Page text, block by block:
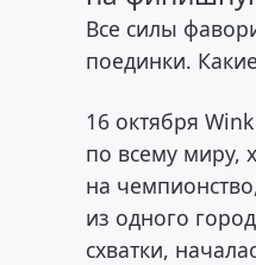
Все силы
поединки.
16 октября
по всему миру,
на
из одного
схватки,